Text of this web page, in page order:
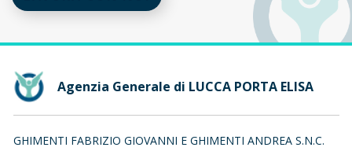
Agenzia Generale di LUCCA PORTA ELISA
GHIMENTI FABRIZIO GIOVANNI E GHIMENTI ANDREA S.N.C.